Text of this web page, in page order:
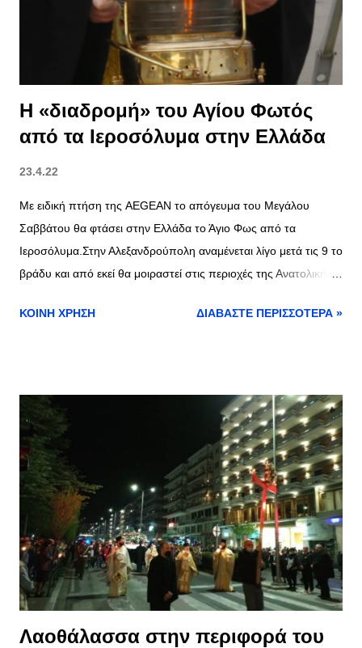
Η «διαδρομή» του Αγίου Φωτός
από τα Ιεροσόλυμα στην Ελλάδα
23.4.22
Με ειδική πτήση της AEGEAN το απόγευμα του Μεγάλου
Σαββάτου θα φτάσει στην Ελλάδα το Άγιο Φως από τα
Ιεροσόλυμα.Στην Αλεξανδρούπολη αναμένεται λίγο μετά τις 9 το
βράδυ και από εκεί θα μοιραστεί στις περιοχές της Ανατολικής
AEGEAN που θα μεταφέρει το Άγιο Φως και ολιγομελή
AEGEAN και της Olympic Air και σε 7 επιπλέον προορισμούς
εντός της ελληνικής επικράτειας, τόσο με προγραμματισμένες
όσο και με έκτακτες ειδικές πτήσεις που θα πραγματοποιηθούν
για τον σκοπό αυτό. •Αθήνα-Θεσσαλονίκη A3 126 19:35 -
20:30, - •Αθήνα-Αλεξανδρούπολη A3 146 20:10 - 21:05 -
•Αθήνα-Χανιά A3 336 18:50 - 19:40 - •Αθήνα-Λάρισα OA 3002
(έκτακτη) 18:30 - 19:10 - •Λάρισα-Ιωάννινα OA 3003 (έκτακτη)
19:25 - 20:00 - •Ιωάννινα- Κέρκυρα OA 3004 (έκτακτη) 20:15 -
20:40 - ...
ΚΟΙΝΉ ΧΡΉΣΗ ΔΙΑΒΆΣΤΕ ΠΕΡΙΣΣΌΤΕΡΑ »
Λαοθάλασσα στην περιφορά του